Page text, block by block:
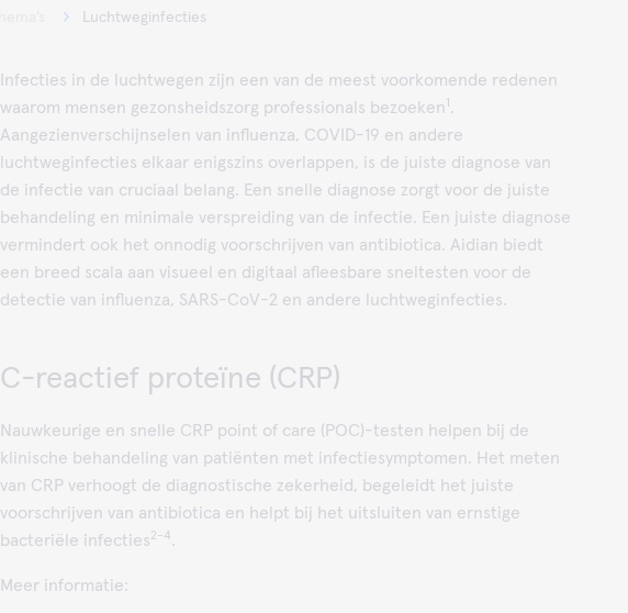
Luchtweginfecties
Infecties in de luchtwegen zijn een van de meest voorkomende redenen
waarom mensen gezonsheidszorg professionals bezoeken1 .
Aangezienverschijnselen van influenza, COVID-19 en andere
luchtweginfecties elkaar enigszins overlappen, is de juiste diagnose van
de infectie van cruciaal belang. Een snelle diagnose zorgt voor de juiste
behandeling en minimale verspreiding van de infectie. Een juiste diagnose
vermindert ook het onnodig voorschrijven van antibiotica. Aidian biedt
een breed scala aan visueel en digitaal afleesbare sneltesten voor de
detectie van influenza, SARS-CoV-2 en andere luchtweginfecties.
C-reactief proteïne (CRP)
Nauwkeurige en snelle CRP point of care (POC)-testen helpen bij de
klinische behandeling van patiënten met infectiesymptomen. Het meten
van CRP verhoogt de diagnostische zekerheid, begeleidt het juiste
voorschrijven van antibiotica en helpt bij het uitsluiten van ernstige
bacteriële infecties2-4.
Meer informatie: